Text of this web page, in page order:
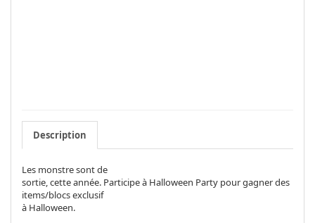
Description
Les monstre sont de
sortie, cette année. Participe à Halloween Party pour gagner des
items/blocs exclusif
à Halloween.